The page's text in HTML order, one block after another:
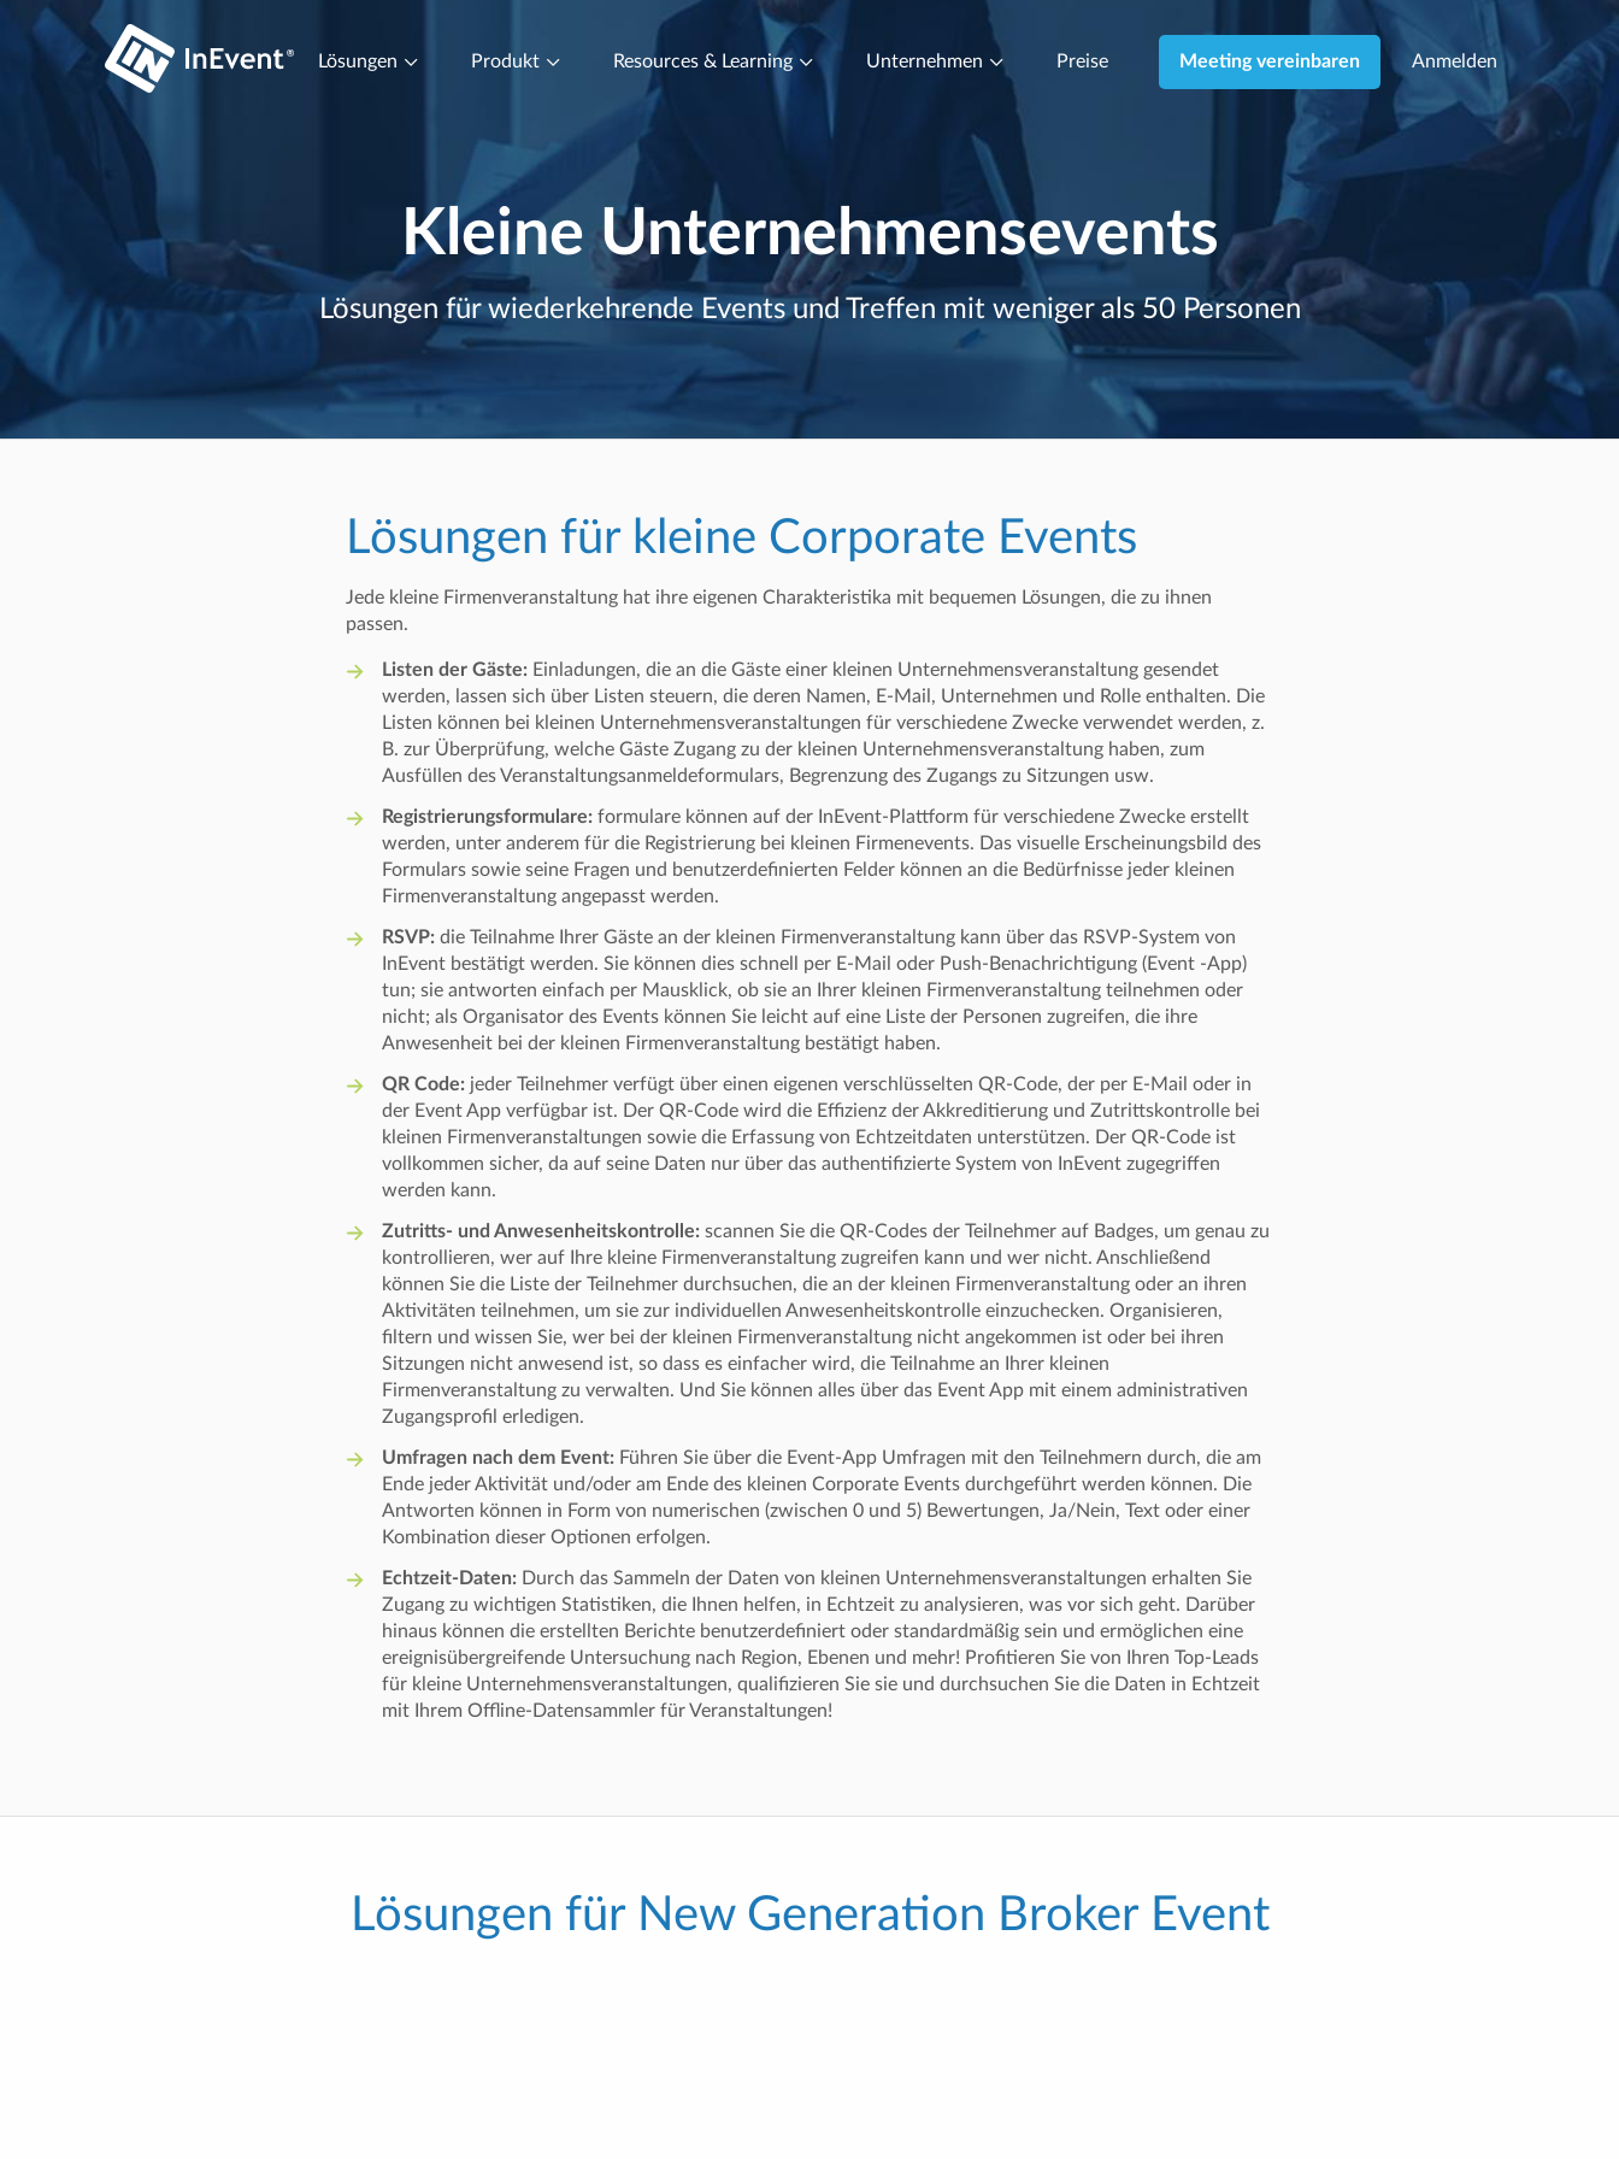
Lösungen Produkt Resources & Learning Unternehmen Preise Meeting vereinbaren Anmelden
Kleine Unternehmensevents
Lösungen für wiederkehrende Events und Treffen mit weniger als 50 Personen
Lösungen für kleine Corporate Events
Jede kleine Firmenveranstaltung hat ihre eigenen Charakteristika mit bequemen Lösungen, die zu ihnen
passen.
Listen der Gäste: Einladungen, die an die Gäste einer kleinen Unternehmensveranstaltung gesendet
werden, lassen sich über Listen steuern, die deren Namen, E-Mail, Unternehmen und Rolle enthalten. Die
Listen können bei kleinen Unternehmensveranstaltungen für verschiedene Zwecke verwendet werden, z.
B. zur Überprüfung, welche Gäste Zugang zu der kleinen Unternehmensveranstaltung haben, zum
Ausfüllen des Veranstaltungsanmeldeformulars, Begrenzung des Zugangs zu Sitzungen usw.
Registrierungsformulare: formulare können auf der InEvent-Plattform für verschiedene Zwecke erstellt
werden, unter anderem für die Registrierung bei kleinen Firmenevents. Das visuelle Erscheinungsbild des
Formulars sowie seine Fragen und benutzerdefinierten Felder können an die Bedürfnisse jeder kleinen
Firmenveranstaltung angepasst werden.
RSVP: die Teilnahme Ihrer Gäste an der kleinen Firmenveranstaltung kann über das RSVP-System von
InEvent bestätigt werden. Sie können dies schnell per E-Mail oder Push-Benachrichtigung (Event -App)
tun; sie antworten einfach per Mausklick, ob sie an Ihrer kleinen Firmenveranstaltung teilnehmen oder
nicht; als Organisator des Events können Sie leicht auf eine Liste der Personen zugreifen, die ihre
Anwesenheit bei der kleinen Firmenveranstaltung bestätigt haben.
QR Code: jeder Teilnehmer verfügt über einen eigenen verschlüsselten QR-Code, der per E-Mail oder in
der Event App verfügbar ist. Der QR-Code wird die Effizienz der Akkreditierung und Zutrittskontrolle bei
kleinen Firmenveranstaltungen sowie die Erfassung von Echtzeitdaten unterstützen. Der QR-Code ist
vollkommen sicher, da auf seine Daten nur über das authentifizierte System von InEvent zugegriffen
werden kann.
Zutritts- und Anwesenheitskontrolle: scannen Sie die QR-Codes der Teilnehmer auf Badges, um genau zu
kontrollieren, wer auf Ihre kleine Firmenveranstaltung zugreifen kann und wer nicht. Anschließend
können Sie die Liste der Teilnehmer durchsuchen, die an der kleinen Firmenveranstaltung oder an ihren
Aktivitäten teilnehmen, um sie zur individuellen Anwesenheitskontrolle einzuchecken. Organisieren,
filtern und wissen Sie, wer bei der kleinen Firmenveranstaltung nicht angekommen ist oder bei ihren
Sitzungen nicht anwesend ist, so dass es einfacher wird, die Teilnahme an Ihrer kleinen
Firmenveranstaltung zu verwalten. Und Sie können alles über das Event App mit einem administrativen
Zugangsprofil erledigen.
Umfragen nach dem Event: Führen Sie über die Event-App Umfragen mit den Teilnehmern durch, die am
Ende jeder Aktivität und/oder am Ende des kleinen Corporate Events durchgeführt werden können. Die
Antworten können in Form von numerischen (zwischen 0 und 5) Bewertungen, Ja/Nein, Text oder einer
Kombination dieser Optionen erfolgen.
Echtzeit-Daten: Durch das Sammeln der Daten von kleinen Unternehmensveranstaltungen erhalten Sie
Zugang zu wichtigen Statistiken, die Ihnen helfen, in Echtzeit zu analysieren, was vor sich geht. Darüber
hinaus können die erstellten Berichte benutzerdefiniert oder standardmäßig sein und ermöglichen eine
ereignisübergreifende Untersuchung nach Region, Ebenen und mehr! Profitieren Sie von Ihren Top-Leads
für kleine Unternehmensveranstaltungen, qualifizieren Sie sie und durchsuchen Sie die Daten in Echtzeit
mit Ihrem Offline-Datensammler für Veranstaltungen!
Lösungen für New Generation Broker Event